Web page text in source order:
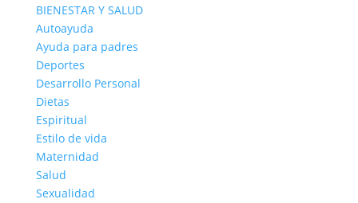
BIENESTAR Y SALUD
Autoayuda
Ayuda para padres
Deportes
Desarrollo Personal
Dietas
Espiritual
Estilo de vida
Maternidad
Salud
Sexualidad